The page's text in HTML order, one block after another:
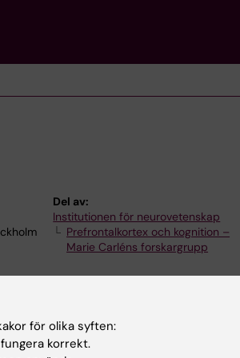
Del av:
Institutionen för neurovetenskap
Prefrontalkortex och kognition –
Marie Carléns forskargrupp
för olika syften:
korrekt.